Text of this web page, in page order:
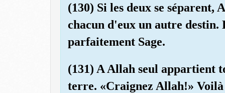
(130) Si les deux se séparent,
chacun d'eux un autre destin.
parfaitement Sage.
(131) A Allah seul appartient
terre. «Craignez Allah!» Voilà